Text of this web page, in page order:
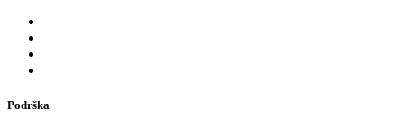
Podrška